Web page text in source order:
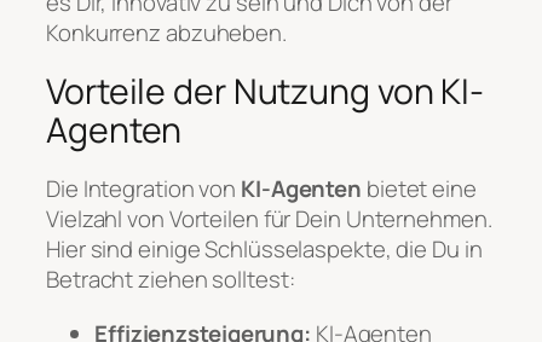
Konkurrenz abzuheben.
Vorteile der Nutzung von KI-
Agenten
Die Integration von KI-Agenten bietet eine
Vielzahl von Vorteilen für Dein Unternehmen.
Hier sind einige Schlüsselaspekte, die Du in
Betracht ziehen solltest:
Effizienzsteigerung: KI-Agenten